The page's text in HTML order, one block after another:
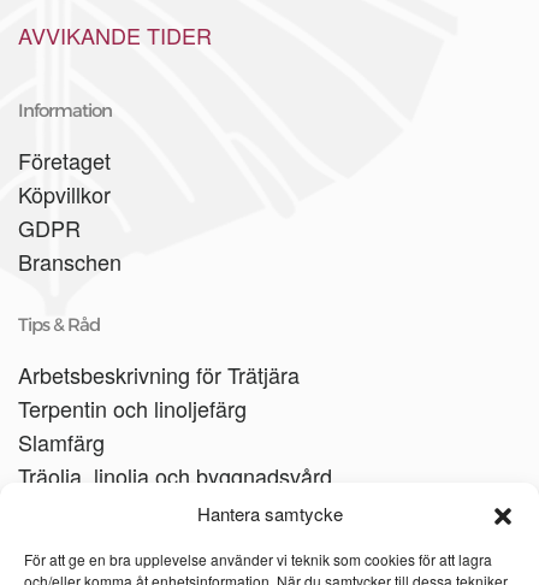
Hantera samtycke
För att ge en bra upplevelse använder vi teknik som cookies för att lagra
och/eller komma åt enhetsinformation. När du samtycker till dessa tekniker
AVVIKANDE TIDER
Information
Företaget
Köpvillkor
GDPR
Branschen
Tips & Råd
Arbetsbeskrivning för Trätjära
Terpentin och linoljefärg
Slamfärg
Träolja, linolja och byggnadsvård